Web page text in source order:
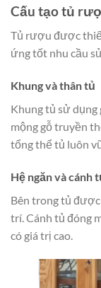
Cấu tạo tủ
Tủ rượu được
ứng tốt nhu cầu
Khung và thân tủ
Khung tủ sử dụng
mộng gỗ truyền
tổng thể tủ luôn
Hệ ngăn và cánh
Bên trong tủ
trí. Cánh tủ đóng
có giá trị cao.